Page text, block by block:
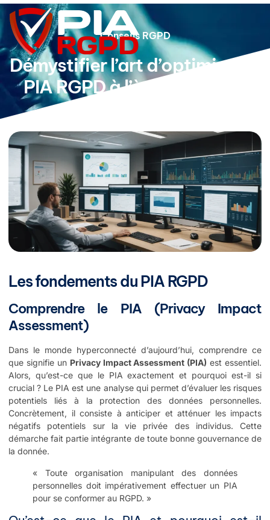
Conseils RGPD
Démystifier l’art d’optimiser le
PIA RGPD à l’ère high-tech
Les fondements du PIA RGPD
Comprendre le PIA (Privacy Impact
Assessment)
Dans le monde hyperconnecté d’aujourd’hui, comprendre ce
que signifie un Privacy Impact Assessment (PIA) est essentiel.
Alors, qu’est-ce que le PIA exactement et pourquoi est-il si
crucial ? Le PIA est une analyse qui permet d’évaluer les risques
potentiels liés à la protection des données personnelles.
Concrètement, il consiste à anticiper et atténuer les impacts
négatifs potentiels sur la vie privée des individus. Cette
démarche fait partie intégrante de toute bonne gouvernance de
la donnée.
« Toute organisation manipulant des données
personnelles doit impérativement effectuer un PIA
pour se conformer au RGPD. »